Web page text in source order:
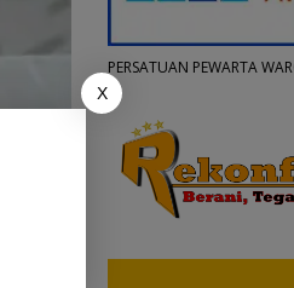
PERSATUAN PEWARTA
X